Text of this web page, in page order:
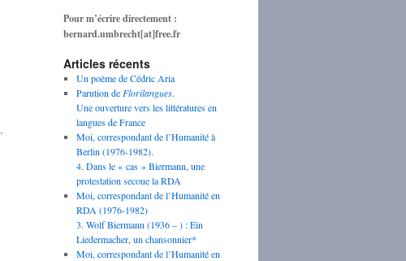
,
Pour m’écrire directement :
bernard.umbrecht[at]free.fr
Articles récents
Un poème de Cédric Aria
Parution de Florilangues.
Une ouverture vers les littératures en
langues de France
Moi, correspondant de l’Humanité à
Berlin (1976-1982).
4. Dans le « cas » Biermann, une
protestation secoue la RDA
Moi, correspondant de l’Humanité en
RDA (1976-1982)
3. Wolf Biermann (1936 – ) : Ein
Liedermacher, un chansonnier*
Moi, correspondant de l’Humanité en